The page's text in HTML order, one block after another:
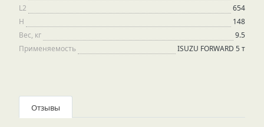
L2
654
H
148
Вес, кг
9.5
Применяемость
ISUZU FORWARD 5 т
Отзывы